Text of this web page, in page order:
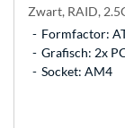
Zwart, RAID,
Formfactor:
Grafisch: 2x
Socket: AM4